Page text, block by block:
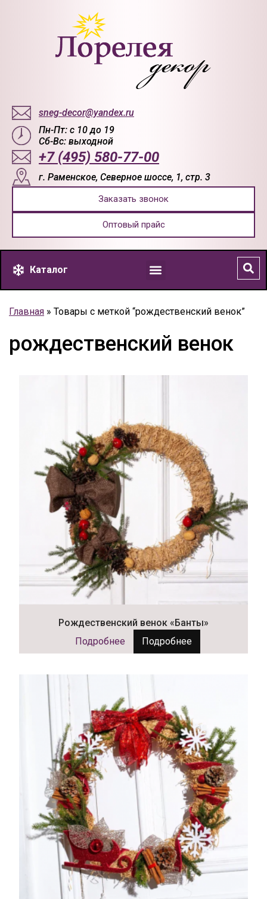
sneg-decor@yandex.ru
Пн-Пт: с 10 до 19
Сб-Вс: выходной
+7 (495) 580-77-00
г. Раменское, Северное шоссе, 1, стр. 3
Заказать звонок
Оптовый прайс
Каталог
Главная » Товары с меткой “рождественский венок”
рождественский венок
Рождественский венок «Банты»
Подробнее
Подробнее